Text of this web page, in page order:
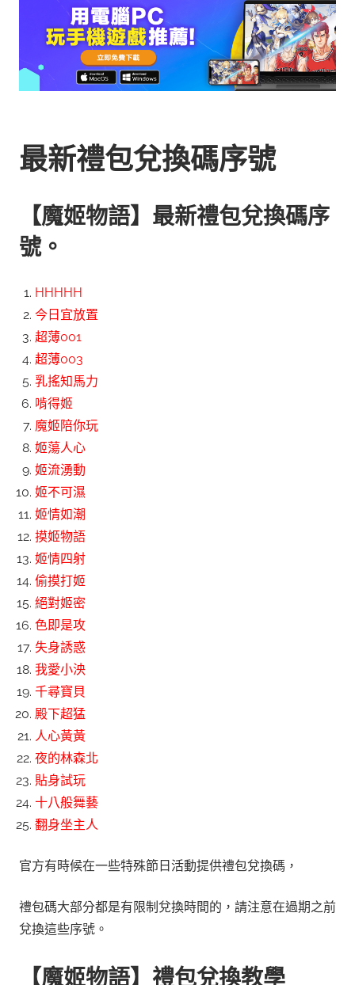
最新禮包兌換碼序號
【魔姬物語】最新禮包兌換碼序
號。
HHHHH
今日宜放置
超薄001
超薄003
乳搖知馬力
啃得姬
魔姬陪你玩
姬蕩人心
姬流湧動
姬不可濕
姬情如潮
摸姬物語
姬情四射
偷摸打姬
絕對姬密
色即是攻
失身誘惑
我愛小泱
千尋寶貝
殿下超猛
人心黃黃
夜的林森北
貼身試玩
十八般舞藝
翻身坐主人
官方有時候在一些特殊節日活動提供禮包兌換碼，
禮包碼大部分都是有限制兌換時間的，請注意在過期之前
兌換這些序號。
【魔姬物語】禮包兌換教學